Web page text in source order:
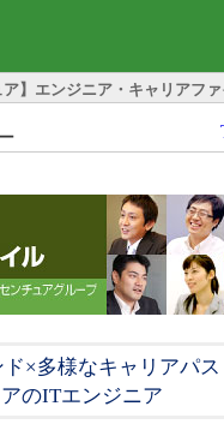
ア】エンジニア・キャリアフ
×多様なキャリアパス
のITエンジニア